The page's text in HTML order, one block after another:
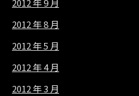
2012 年 9 月
2012 年 8 月
2012 年 5 月
2012 年 4 月
2012 年 3 月